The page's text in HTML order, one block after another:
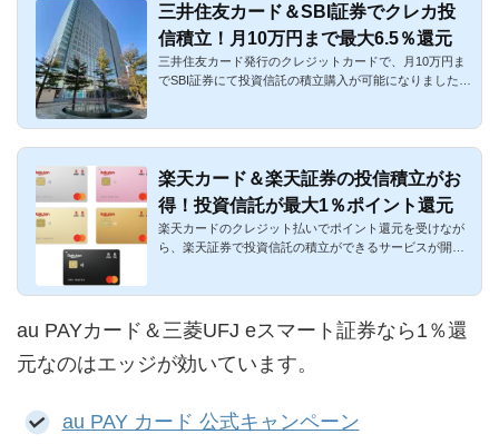
三井住友カード＆SBI証券でクレカ投
信積立！月10万円まで最大6.5％還元
三井住友カード発行のクレジットカードで、月10万円ま
でSBI証券にて投資信託の積立購入が可能になりました。
楽天カード＆楽天証券の投信積立がお
得！投資信託が最大1％ポイント還元
楽天カードのクレジット払いでポイント還元を受けなが
ら、楽天証券で投資信託の積立ができるサービスが開始
au PAYカード＆三菱UFJ eスマート証券なら1％還
元なのはエッジが効いています。
au PAY カード 公式キャンペーン